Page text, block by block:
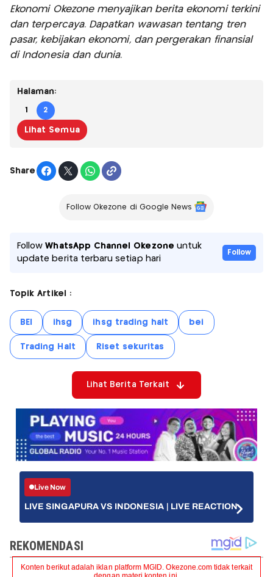
Ekonomi Okezone menyajikan berita ekonomi terkini
dan terpercaya. Dapatkan wawasan tentang tren
pasar, kebijakan ekonomi, dan pergerakan finansial
di Indonesia dan dunia.
Halaman:
1 2
Lihat Semua
Share
Follow Okezone di Google News
FollowWhatsApp Channel Okezone untuk
update berita terbaru setiap hari
Follow
Topik Artikel :
BEI ihsg ihsg trading halt bei
Trading Halt Riset sekuritas
Lihat Berita Terkait
Live Now
LIVE SINGAPURA VS INDONESIA | LIVE REACTION